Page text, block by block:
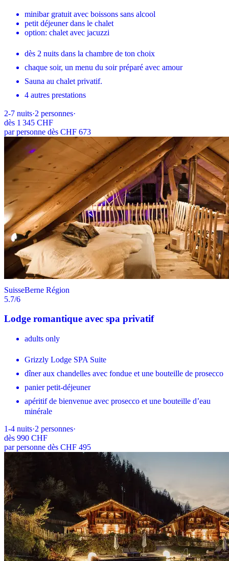
minibar gratuit avec boissons sans alcool
petit déjeuner dans le chalet
option: chalet avec jacuzzi
dès 2 nuits dans la chambre de ton choix
chaque soir, un menu du soir préparé avec amour
Sauna au chalet privatif.
4 autres prestations
2-7 nuits·2 personnes·
dès 1 345 CHF
par personne dès CHF 673
SuisseBerne Région
5.7/6
Lodge romantique avec spa privatif
adults only
Grizzly Lodge SPA Suite
dîner aux chandelles avec fondue et une bouteille de prosecco
panier petit-déjeuner
apéritif de bienvenue avec prosecco et une bouteille d’eau
minérale
1-4 nuits·2 personnes·
dès 990 CHF
par personne dès CHF 495